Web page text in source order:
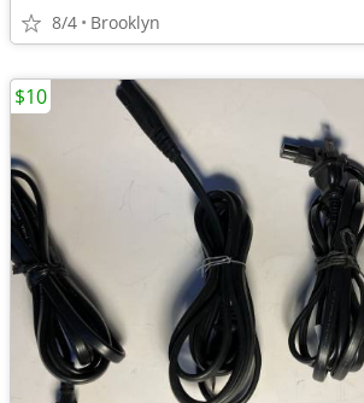
8/4 Brooklyn
$10